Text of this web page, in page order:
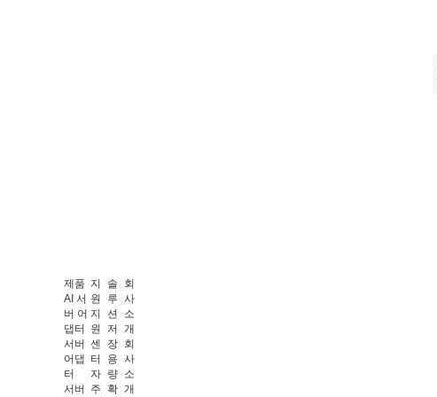
제품
AI 서
버 어
댑터
서버
어댑
터
서버
지
원
지
원
센
터
자
주
솔
루
션
저
장
용
량
확
회
사
소
개
회
사
소
개